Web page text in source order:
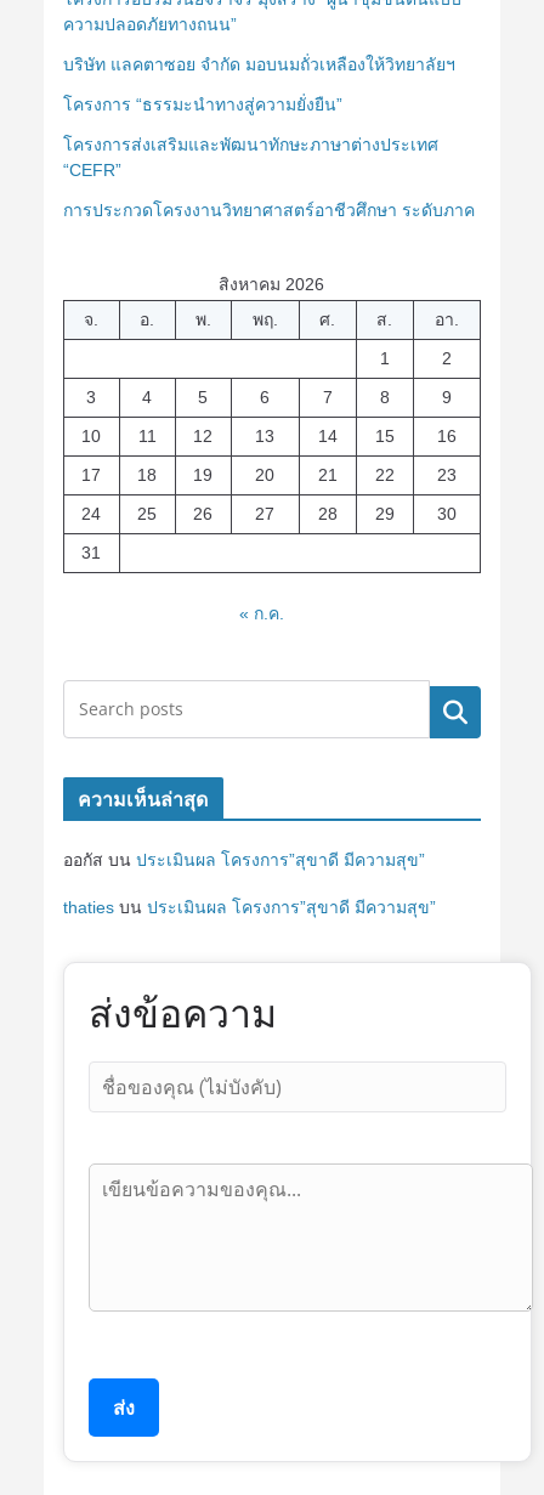
ความปลอดภัยทางถนน”
บริษัท แลคตาซอย จำกัด มอบนมถั่วเหลืองให้วิทยาลัยฯ
โครงการ “ธรรมะนำทางสู่ความยั่งยืน”
โครงการส่งเสริมและพัฒนาทักษะภาษาต่างประเทศ
“CEFR”
การประกวดโครงงานวิทยาศาสตร์อาชีวศึกษา ระดับภาค
สิงหาคม 2026
จ.
อ. พ. พฤ. ศ. ส.
อา.
1
2
3
4 5 6 7 8
9
10
11 12 13 14 15
16
17
18 19 20 21 22
23
24
25 26 27 28 29
30
31
« ก.ค.
ค้นหา
ความเห็นล่าสุด
ออกัส บน ประเมินผล โครงการ”สุขาดี มีความสุข”
thatiesบน ประเมินผล โครงการ”สุขาดี มีความสุข”
ส่งข้อความ
ส่ง